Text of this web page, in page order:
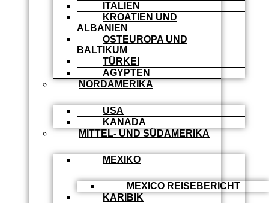
ITALIEN
KROATIEN UND
ALBANIEN
OSTEUROPA UND
BALTIKUM
TÜRKEI
ÄGYPTEN
NORDAMERIKA
USA
KANADA
MITTEL- UND SÜDAMERIKA
MEXIKO
MEXICO REISEBERICHT
KARIBIK